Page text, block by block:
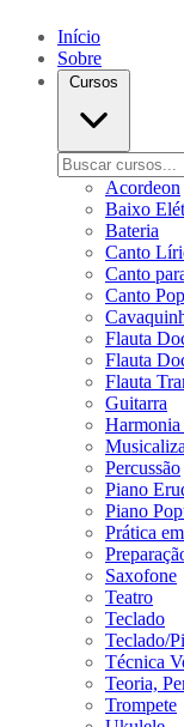
Início
Sobre
Cursos
Acordeon
Baixo
Bateria
Canto
Canto
Canto
Flauta
Flauta
Flauta
Guitarra
Percussão
Piano
Piano
Prática
Saxofone
Teatro
Teclado
Teclado/
Técnica
Teoria,
Trompete